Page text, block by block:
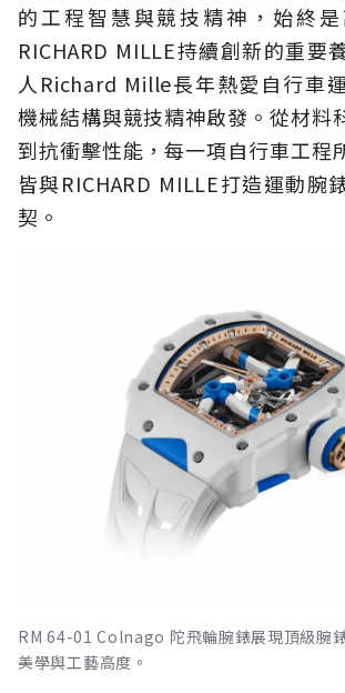
的工程智慧與競技精神，始終
RICHARD MILLE持續創新的重要
人Richard Mille長年熱愛自行車
機械結構與競技精神啟發。從材料
到抗衝擊性能，每一項自行車工程
皆與RICHARD MILLE打造運動腕
契。
RM 64-01 Colnago 陀飛輪腕錶展現頂級腕
美學與工藝高度。